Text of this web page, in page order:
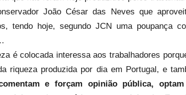
João César das Neves que
tendo hoje, segundo JCN uma poupança
é colocada interessa aos trabalhadores
riqueza produzida por dia em Portugal, e
e forçam opinião pública,